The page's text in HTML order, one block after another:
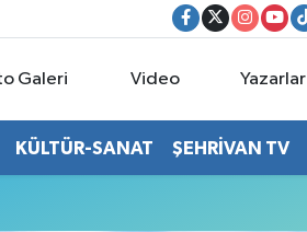
Galeri Video Yazarlar
KÜLTÜR-SANAT ŞEHRİVAN TV